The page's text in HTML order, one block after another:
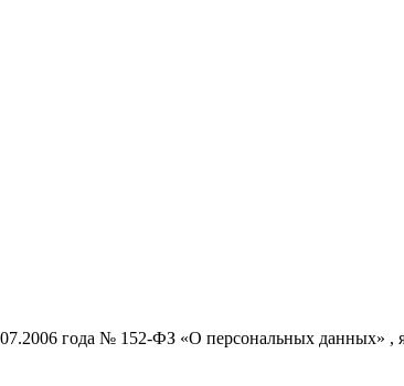
года № 152-ФЗ «О персональных данных»